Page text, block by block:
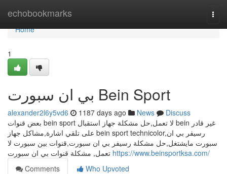
echobookmarks
Home
Home
1
بي ان سبورت Bein Sport
alexander2l6y5vd6 1187 days ago News
Discuss
بعض قنوات bein sport لا تعمل,حل مشكلة جهاز استقبال bein غير قادر
على تلقي اشارة,مشاكل جهاز bein sport technicolor,رسيفر بي ان
سبورت مايشتغل,ﺣﻞ ﻣﺸﻜﻠﺔ ﺭﺳﻴﻔﺮ ﺑﻲ ﺍﻥ ﺳﺒﻮﺭﺕ,قنوات بين سبورت لا
https://www.beinsportksa.com/
Comments
Who Upvoted